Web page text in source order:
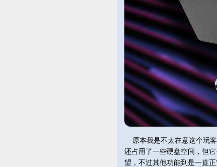
原本我是不太在意这个玩客
还占用了一些硬盘空间，但
望，不过其他功能到是一直